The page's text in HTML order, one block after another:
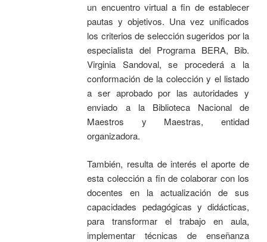
un encuentro virtual a fin de establecer
pautas y objetivos. Una vez unificados
los criterios de selección sugeridos por la
especialista del Programa BERA, Bib.
Virginia Sandoval, se procederá a la
conformación de la colección y el listado
a ser aprobado por las autoridades y
enviado a la Biblioteca Nacional de
Maestros y Maestras, entidad
organizadora.
También, resulta de interés el aporte de
esta colección a fin de colaborar con los
docentes en la actualización de sus
capacidades pedagógicas y didácticas,
para transformar el trabajo en aula,
implementar técnicas de enseñanza